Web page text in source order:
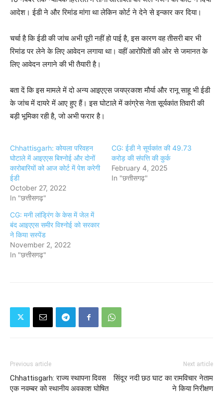
आदेश। ईडी ने और रिमांड मांगा था लेकिन कोर्ट ने देने से इन्कार कर दिया।
चर्चा है कि ईडी की जांच अभी पूरी नहीं हो पाई है, इस कारण वह तीसरी बार भी
रिमांड पर लेने के लिए आवेदन लगाया था। वहीं आरोपितों की ओर से जमानत के
लिए आवेदन लगाने की भी तैयारी है।
बता दें कि इस मामले में दो अन्य आइएएस जयप्रकाश मौर्या और रानू साहू भी ईडी
के जांच में दायरे में आए हुए हैं। इस घोटाले में कांग्रेस नेता सूर्यकांत तिवारी की
बड़ी भूमिका रही है, जो अभी फरार है।
Chhattisgarh: कोयला परिवहन
घोटाले में आइएएस बिश्नोई और दोनों
कारोबारियों को आज कोर्ट में पेश करेगी
ईडी
October 27, 2022
In "छत्तीसगढ़"
CG: ईडी ने सूर्यकांत की 49.73
करोड़ की संपत्ति की कुर्क
February 4, 2025
In "छत्तीसगढ़"
CG: मनी लांड्रिंग के केस में जेल में
बंद आइएएस समीर विश्नोई को सरकार
ने किया सस्पेंड
November 2, 2022
In "छत्तीसगढ़"
Previous article
Chhattisgarh: राज्य स्थापना दिवस
एक नवम्बर को स्थानीय अवकाश घोषित
Next article
सिंदूर नदी छठ घाट का रामविचार नेताम
ने किया निरीक्षण